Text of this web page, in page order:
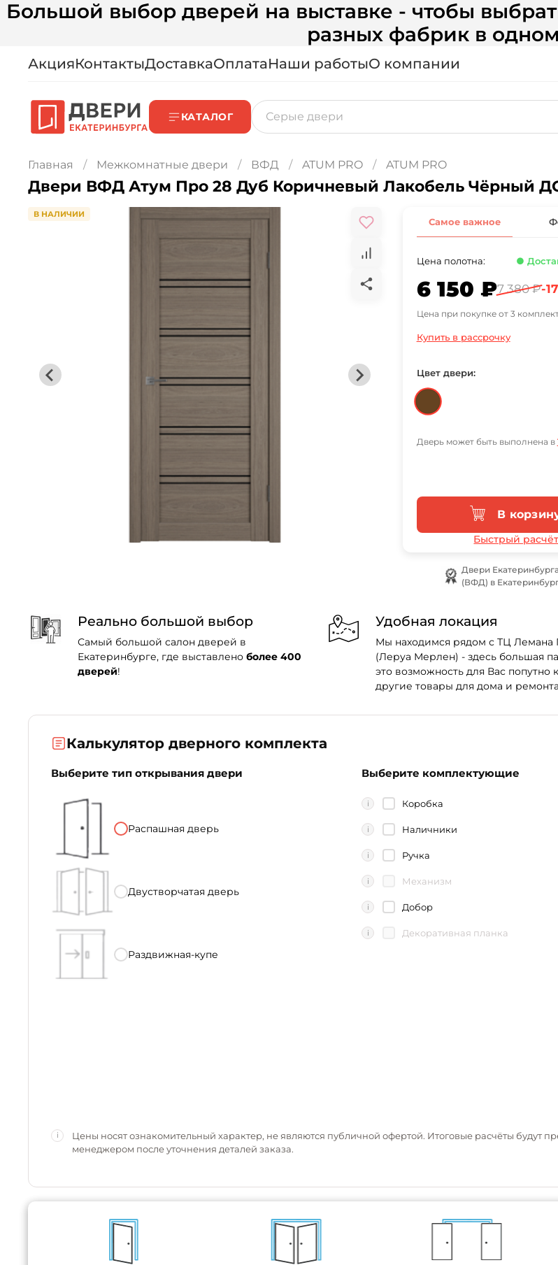
Большой выбор дверей на выставке - чтобы
разных фабрик в
АкцияКонтактыДоставкаОплатаНаши работыО компании
КАТАЛОГ
Главная Межкомнатные двери ВФД ATUM PRO ATUM PRO
Двери ВФД Атум Про 28 Дуб Коричневый Лакобель Чёрный
В НАЛИЧИИ
Самое важное
Цена полотна: ●
6 150 ₽7 380 ₽-
Цена при покупке от 3
Купить в рассрочку
Цвет двери:
Дверь может быть выполнена в
В
Быстрый расчёт
Двери
(ВФД) в
Реально большой выбор
Самый большой салон дверей в
Екатеринбурге, где выставлено более 400
дверей!
Удобная локация
Мы находимся рядом с ТЦ
(Леруа Мерлен) - здесь большая
это возможность для Вас попутно
другие товары для дома и
Калькулятор дверного комплекта
Выберите тип открывания двери
Распашная дверь
Двустворчатая дверь
Раздвижная-купе
Выберите комплектующие
i Коробка
i Наличники
i Ручка
i Механизм
i Добор
i Декоративная планка
i
Цены носят ознакомительный характер, не являются публичной офертой. Итоговые расчёты будут
менеджером после уточнения деталей заказа.